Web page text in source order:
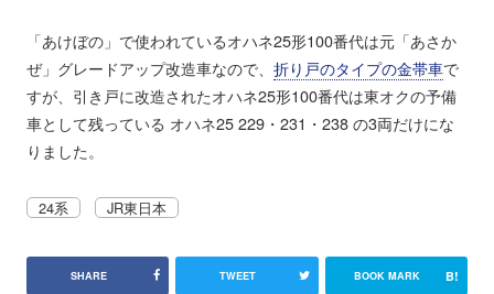
「あけぼの」で使われているオハネ25形100番代は元「あさか
ぜ」グレードアップ改造車なので、 折り戸のタイプの金帯車で
すが、引き戸に改造されたオハネ25形100番代は東オクの予備
車として残っている オハネ25 229・231・238 の3両だけにな
りました。
24系 JR東日本
SHARE TWEET BOOK MARK B!